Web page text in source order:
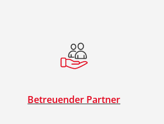
Betreuender Partner